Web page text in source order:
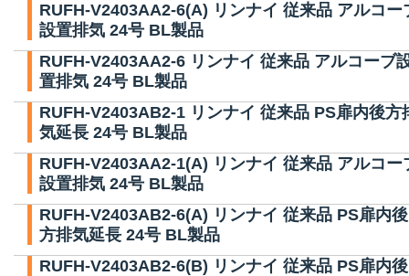
RUFH-V2403AA2-6(A) リンナイ 従来品 アルコー
設置排気 24号 BL製品
RUFH-V2403AA2-6 リンナイ 従来品 アルコーブ
置排気 24号 BL製品
RUFH-V2403AB2-1 リンナイ 従来品 PS扉内後方
気延長 24号 BL製品
RUFH-V2403AA2-1(A) リンナイ 従来品 アルコー
設置排気 24号 BL製品
RUFH-V2403AB2-6(A) リンナイ 従来品 PS扉内後
方排気延長 24号 BL製品
RUFH-V2403AB2-6(B) リンナイ 従来品 PS扉内後